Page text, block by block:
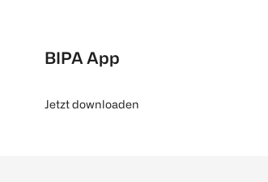
BIPA App
Jetzt downloaden